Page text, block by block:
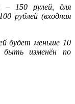
– 150 рулей, для
рублей (входная
будет меньше 10
быть изменён по